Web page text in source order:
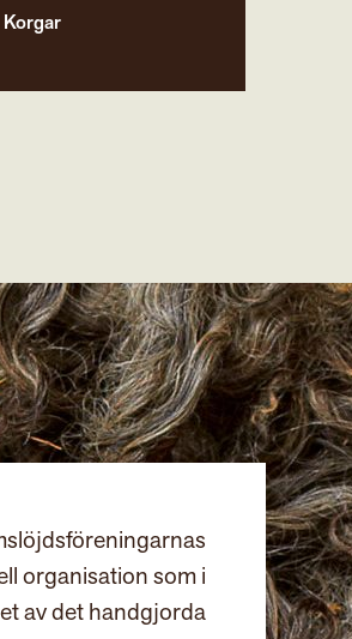
Korgar
organisation som i
av det handgjorda